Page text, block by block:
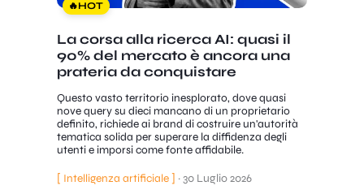
🔥HOT
La corsa alla ricerca AI: quasi il
90% del mercato è ancora una
prateria da conquistare
Questo vasto territorio inesplorato, dove quasi
nove query su dieci mancano di un proprietario
definito, richiede ai brand di costruire un'autorità
tematica solida per superare la diffidenza degli
utenti e imporsi come fonte affidabile.
[ Intelligenza artificiale ] ·30 Luglio 2026